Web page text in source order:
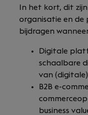
In het kort, dit
organisatie en de
bijdragen
Digitale
schaalbare
van
B2B e-
business